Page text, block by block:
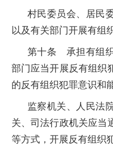
村民委员会、居民
以及有关部门开展有组
第十条 承担有组
部门应当开展反有组织
的反有组织犯罪意识和
监察机关、人民法
关、司法行政机关应当
等方式，开展反有组织